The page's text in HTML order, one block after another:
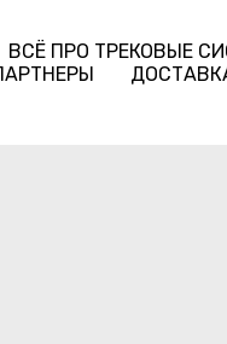
ВСЁ ПРО ТРЕКОВЫЕ